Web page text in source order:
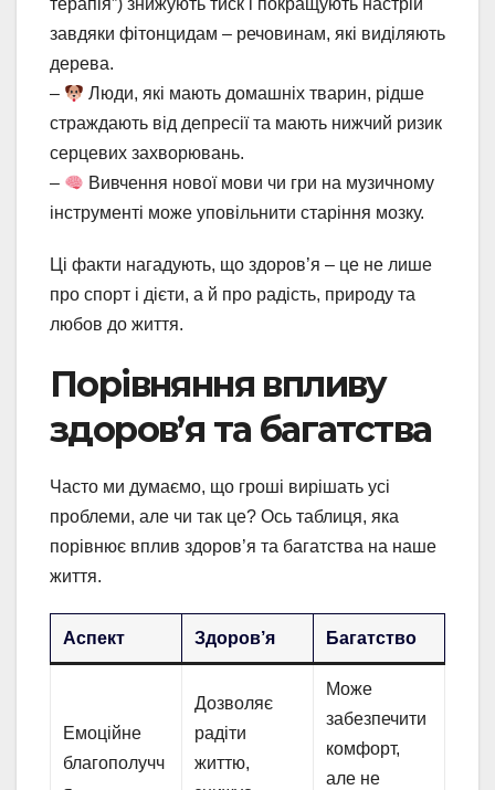
терапія”) знижують тиск і покращують настрій
завдяки фітонцидам – речовинам, які виділяють
дерева.
–
Люди, які мають домашніх тварин, рідше
страждають від депресії та мають нижчий ризик
серцевих захворювань.
–
Вивчення нової мови чи гри на музичному
інструменті може уповільнити старіння мозку.
Ці факти нагадують, що здоров’я – це не лише
про спорт і дієти, а й про радість, природу та
любов до життя.
Порівняння впливу
здоров’я та багатства
Часто ми думаємо, що гроші вирішать усі
проблеми, але чи так це? Ось таблиця, яка
порівнює вплив здоров’я та багатства на наше
життя.
Аспект Здоров’я Багатство
Емоційне
благополучч
Дозволяє
радіти
життю,
Може
забезпечити
комфорт,
але не